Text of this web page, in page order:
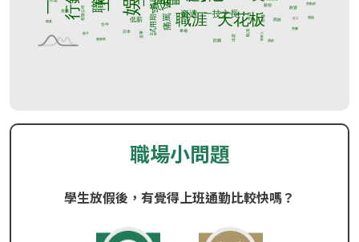
職場小問題
學生放假後，有覺得上班通勤比較快嗎？